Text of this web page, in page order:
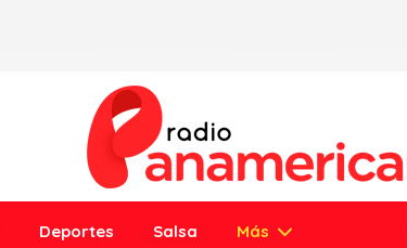
Deportes Salsa Más